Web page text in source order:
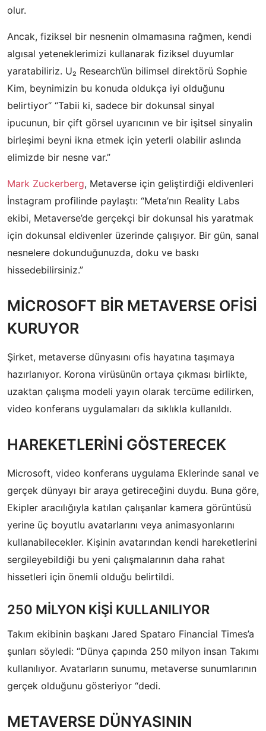
olur.
Ancak, fiziksel bir nesnenin olmamasına rağmen, kendi
algısal yeteneklerimizi kullanarak fiziksel duyumlar
yaratabiliriz. U₂ Research’ün bilimsel direktörü Sophie
Kim, beynimizin bu konuda oldukça iyi olduğunu
belirtiyor“ “Tabii ki, sadece bir dokunsal sinyal
ipucunun, bir çift görsel uyarıcının ve bir işitsel sinyalin
birleşimi beyni ikna etmek için yeterli olabilir aslında
elimizde bir nesne var.”
Mark Zuckerberg, Metaverse için geliştirdiği eldivenleri
İnstagram profilinde paylaştı: “Meta’nın Reality Labs
ekibi, Metaverse’de gerçekçi bir dokunsal his yaratmak
için dokunsal eldivenler üzerinde çalışıyor. Bir gün, sanal
nesnelere dokunduğunuzda, doku ve baskı
hissedebilirsiniz.”
MİCROSOFT BİR METAVERSE OFİSİ
KURUYOR
Şirket, metaverse dünyasını ofis hayatına taşımaya
hazırlanıyor. Korona virüsünün ortaya çıkması birlikte,
uzaktan çalışma modeli yayın olarak tercüme edilirken,
video konferans uygulamaları da sıklıkla kullanıldı.
HAREKETLERİNİ GÖSTERECEK
Microsoft, video konferans uygulama Eklerinde sanal ve
gerçek dünyayı bir araya getireceğini duydu. Buna göre,
Ekipler aracılığıyla katılan çalışanlar kamera görüntüsü
yerine üç boyutlu avatarlarını veya animasyonlarını
kullanabilecekler. Kişinin avatarından kendi hareketlerini
sergileyebildiği bu yeni çalışmalarının daha rahat
hissetleri için önemli olduğu belirtildi.
250 MİLYON KİŞİ KULLANILIYOR
Takım ekibinin başkanı Jared Spataro Financial Times’a
şunları söyledi: “Dünya çapında 250 milyon insan Takımı
kullanılıyor. Avatarların sunumu, metaverse sunumlarının
gerçek olduğunu gösteriyor “dedi.
METAVERSE DÜNYASININ